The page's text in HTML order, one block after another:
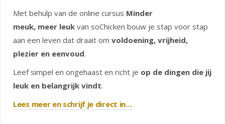
Met behulp van de online cursus Minder
meuk, meer leuk van soChicken bouw je stap voor stap
aan een leven dat draait om voldoening, vrijheid,
plezier en eenvoud.
Leef simpel en ongehaast en richt je op de dingen die jij
leuk en belangrijk vindt.
Lees meer en schrijf je direct in…